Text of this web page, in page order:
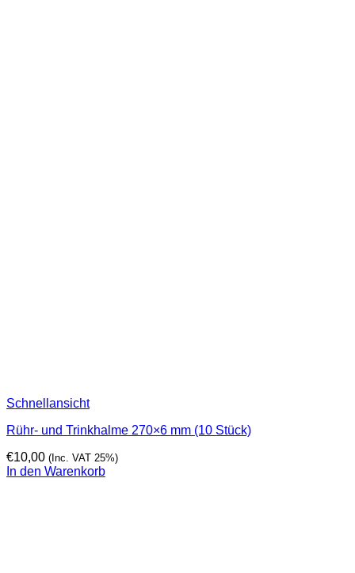
Schnellansicht
Rühr- und Trinkhalme 270×6 mm (10 Stück)
€10,00 (Inc. VAT 25%)
In den Warenkorb